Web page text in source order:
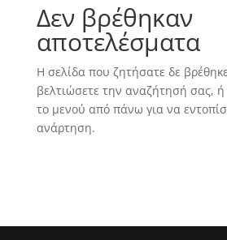
Δεν βρέθηκαν
αποτελέσματα
Η σελίδα που ζητήσατε δε
βελτιώσετε την αναζήτησή σας,
το μενού από πάνω για να
ανάρτηση.